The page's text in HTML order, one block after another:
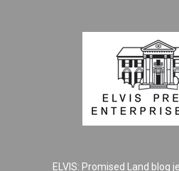
ELVIS: Promised Land blog